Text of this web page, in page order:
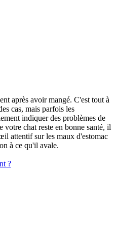
après avoir mangé. C'est tout à
cas, mais parfois les
indiquer des problèmes de
votre chat reste en bonne santé, il
attentif sur les maux d'estomac
à ce qu'il avale.
?